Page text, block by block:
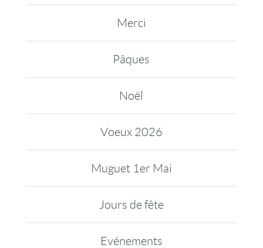
Merci
Pâques
Noël
Voeux 2026
Muguet 1er Mai
Jours de fête
Evénements